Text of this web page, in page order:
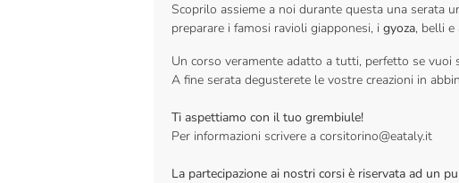
Scoprilo assieme a noi durante questa una serata
preparare i famosi ravioli giapponesi, i gyoza, belli
Un corso veramente adatto a tutti, perfetto se vuoi
A fine serata degusterete le vostre creazioni in
Ti aspettiamo con il tuo grembiule!
Per informazioni scrivere a corsitorino@eataly.it
La partecipazione ai nostri corsi è riservata ad un